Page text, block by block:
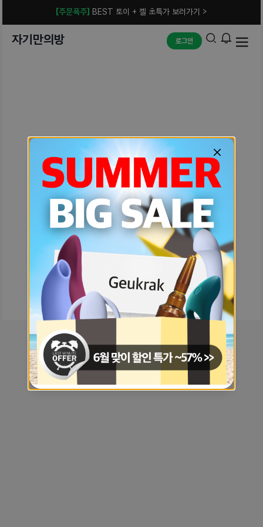
[주문폭주] BEST 토이 + 젤 초특가 보러가기 >
자기만의방 로그인
예상치 못한 에러입니다.